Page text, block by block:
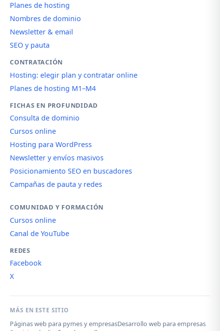
Planes de hosting
Nombres de dominio
Newsletter & email
SEO y pauta
CONTRATACIÓN
Hosting: elegir plan y contratar online
Planes de hosting M1–M4
FICHAS EN PROFUNDIDAD
Consulta de dominio
Cursos online
Hosting para WordPress
Newsletter y envíos masivos
Posicionamiento SEO en buscadores
Campañas de pauta y redes
COMUNIDAD Y FORMACIÓN
Cursos online
Canal de YouTube
REDES
Facebook
X
MÁS EN ESTE SITIO
Páginas web para pymes y empresasDesarrollo web para empresas